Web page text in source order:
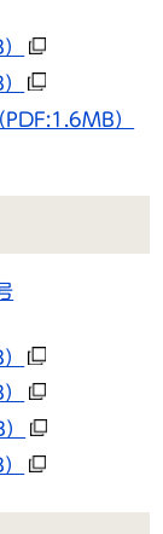
PDF:1.6MB）